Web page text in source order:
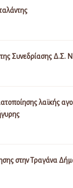
Συνεδρίασης Δ.Σ.
λαϊκής
στην Τραγάνα